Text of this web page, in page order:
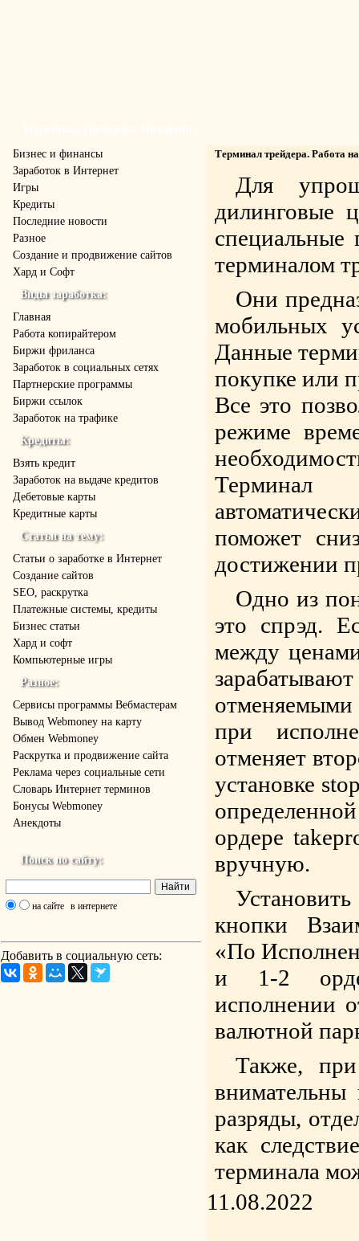
Бизнес и финансы
Заработок в Интернет
Игры
Кредиты
Последние новости
Разное
Создание и продвижение сайтов
Хард и Софт
Виды заработка:
Главная
Работа копирайтером
Биржи фриланса
Заработок в социальных сетях
Партнерские программы
Биржи ссылок
Заработок на трафике
Кредиты:
Взять кредит
Заработок на выдаче кредитов
Дебетовые карты
Кредитные карты
Статьи на тему:
Статьи о заработке в Интернет
Создание сайтов
SEO, раскрутка
Платежные системы, кредиты
Бизнес статьи
Хард и софт
Компьютерные игры
Разное:
Cервисы программы Вебмастерам
Вывод Webmoney на карту
Обмен Webmoney
Раскрутка и продвижение сайта
Реклама через социальные сети
Словарь Интернет терминов
Бонусы Webmoney
Анекдоты
Поиск по сайту:
на сайте в интернете
Добавить в социальную сеть:
Терминал трейдера. Работа
Для
дилинговые
терминалом
Они
мобильных
Данные
покупке или
Все это
режиме
Терминал
поможет
достижении
Одно из
это спрэд.
между
отменяемыми
при
отменяет
установке
ордере
вручную.
кнопки
«По
и 1-2
исполнении
валютной
Также, при
разряды,
как
терминала
11.08.2022